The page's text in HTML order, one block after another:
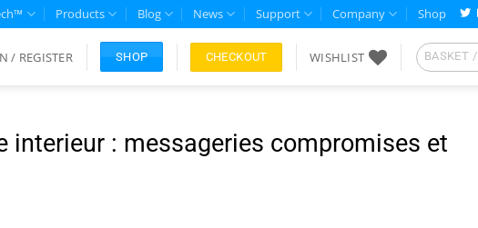
Products Blog News Support Company Shop
/ REGISTER SHOP CHECKOUT WISHLIST BASKET /
interieur : messageries compromises et